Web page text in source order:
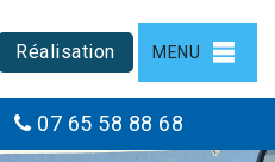
Réalisation MENU
07 65 58 88 68